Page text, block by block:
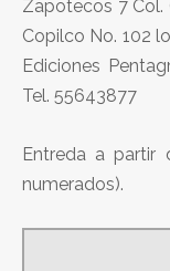
Zapotecos 7 Col.
Copilco No. 102
Ediciones
Tel. 55643877
Entreda a partir
numerados).